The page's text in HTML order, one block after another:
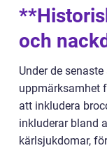
och
Under de
uppmärksamhet
att inkludera
inkluderar bland
kärlsjukdomar,